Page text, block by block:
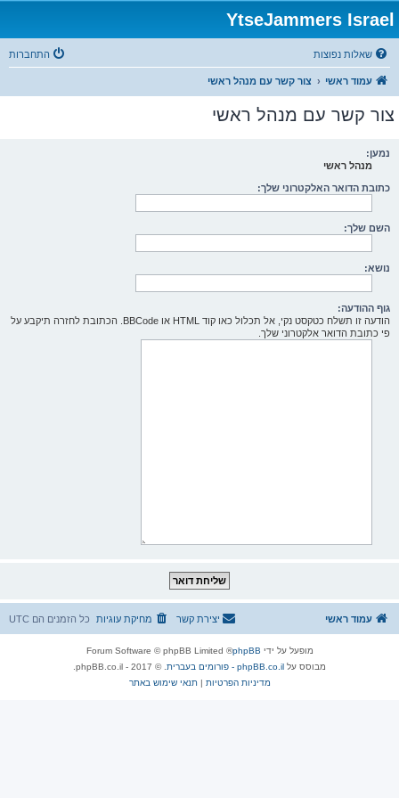
YtseJammers Israel
שאלות נפוצות התחברות
עמוד ראשי צור קשר עם מנהל ראשי
צור קשר עם מנהל ראשי
נמען:
מנהל ראשי
כתובת הדואר האלקטרוני שלך:
השם שלך:
נושא:
גוף ההודעה:
הודעה זו תשלח כטקסט נקי, אל תכלול כאו קוד HTML או BBCode. הכתובת לחזרה תיקבע על
פי כתובת הדואר אלקטרוני שלך.
עמוד ראשי כל הזמנים הם UTC מחיקת עוגיות יצירת קשר
מופעל על ידי phpBB
® Forum Software © phpBB Limited
מבוסס על phpBB.co.il - פורומים בעברית
. © 2017 - phpBB.co.il.
מדיניות הפרטיות |תנאי שימוש באתר